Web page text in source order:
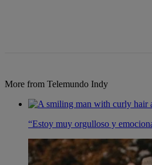
More from Telemundo Indy
“Estoy muy orgulloso y